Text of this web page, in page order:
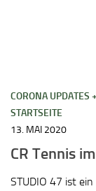
CORONA UPDATES
STARTSEITE
13. MAI 2020
CR Tennis
STUDIO 47 ist